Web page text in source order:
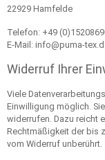
22929 Hamfelde
Telefon: +49
E-Mail: info@puma-
Widerruf Ihrer
Viele
Einwilligung möglich.
widerrufen. Dazu reicht
Rechtmäßigkeit der bis
vom Widerruf unberührt.